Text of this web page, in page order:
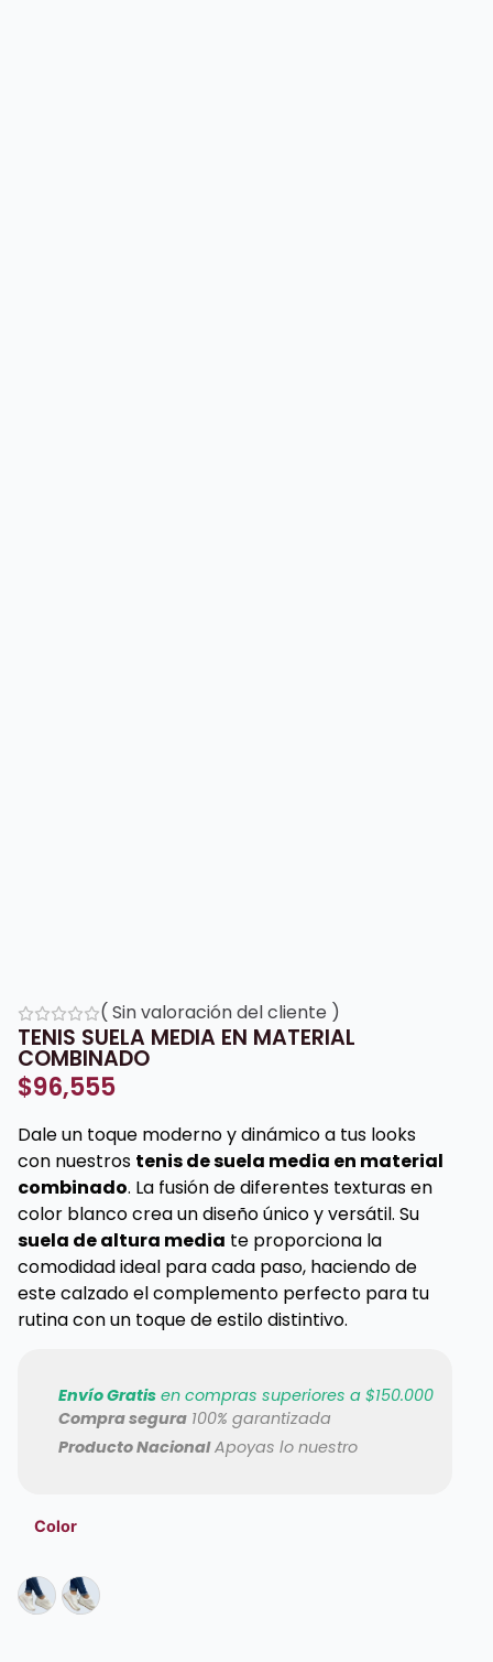
( Sin valoración del cliente )
TENIS SUELA MEDIA EN MATERIAL
COMBINADO
$96,555
Dale un toque moderno y dinámico a tus looks
con nuestros tenis de suela media en material
combinado. La fusión de diferentes texturas en
color blanco crea un diseño único y versátil. Su
suela de altura media te proporciona la
comodidad ideal para cada paso, haciendo de
este calzado el complemento perfecto para tu
rutina con un toque de estilo distintivo.
Envío Gratis en compras superiores a $150.000
Compra segura 100% garantizada
Producto NacionalApoyas lo nuestro
Color